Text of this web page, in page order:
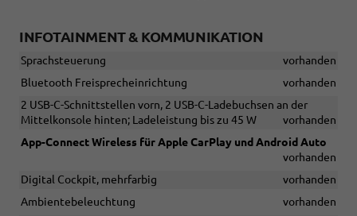
INFOTAINMENT & KOMMUNIKATION
Sprachsteuerung
vorhanden
Bluetooth Freisprecheinrichtung
vorhanden
2 USB-C-Schnittstellen vorn, 2 USB-C-Ladebuchsen an der
Mittelkonsole hinten; Ladeleistung bis zu 45 W
vorhanden
App-Connect Wireless für Apple CarPlay und Android Auto
vorhanden
Digital Cockpit, mehrfarbig
vorhanden
Ambientebeleuchtung
vorhanden